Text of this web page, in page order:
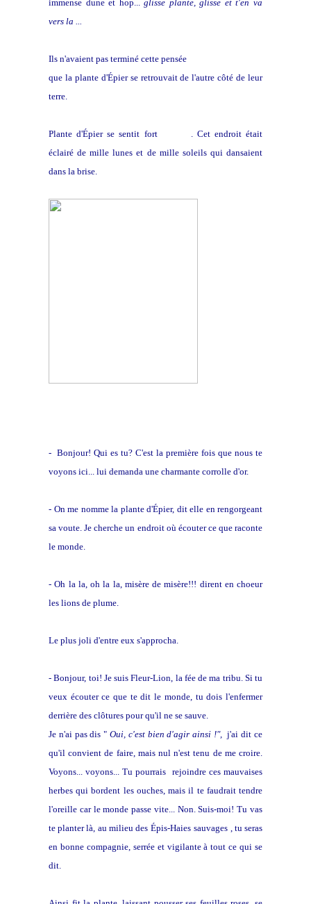
immense dune et hop...glisse plante, glisse et t'en va
vers la ...
Ils n'avaient pas terminé cette pensée
que la plante d'Épier se retrouvait de l'autre côté de leur
terre.
Plante d'Épier se sentit fort
. Cet endroit était
éclairé de mille lunes et de mille soleils qui dansaient
dans la brise.
- Bonjour! Qui es tu? C'est la première fois que nous te
voyons ici... lui demanda une charmante corrolle d'or.
- On me nomme la plante d'Épier, dit elle en rengorgeant
sa voute. Je cherche un endroit où écouter ce que raconte
le monde.
- Oh la la, oh la la, misère de misère!!! dirent en choeur
les lions de plume.
Le plus joli d'entre eux s'approcha.
- Bonjour, toi! Je suis Fleur-Lion, la fée de ma tribu. Si tu
veux écouter ce que te dit le monde, tu dois l'enfermer
derrière des clôtures pour qu'il ne se sauve.
Je n'ai pas dis " Oui, c'est bien d'agir ainsi !", j'ai dit ce
qu'il convient de faire, mais nul n'est tenu de me croire.
Voyons... voyons... Tu pourrais rejoindre ces mauvaises
herbes qui bordent les ouches, mais il te faudrait tendre
l'oreille car le monde passe vite... Non. Suis-moi! Tu vas
te planter là, au milieu des Épis-Haies sauvages , tu seras
en bonne compagnie, serrée et vigilante à tout ce qui se
dit.